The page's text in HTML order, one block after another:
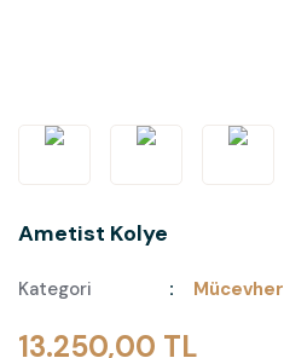
Ametist Kolye
Kategori Mücevher
13.250,00 TL